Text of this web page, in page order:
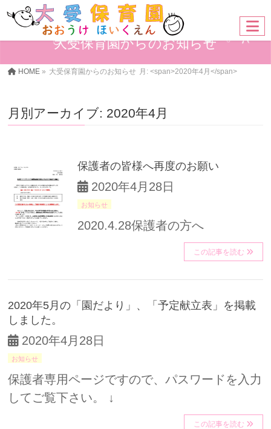
大受保育園からのお知らせ
HOME » 大受保育園からのお知らせ 月: <span>2020年4月</span>
月別アーカイブ: 2020年4月
保護者の皆様へ再度のお願い
2020年4月28日
お知らせ
2020.4.28保護者の方へ
この記事を読む
2020年5月の「園だより」、「予定献立表」を掲載
しました。
2020年4月28日
お知らせ
保護者専用ページですので、パスワードを入力
してご覧下さい。 ↓
この記事を読む